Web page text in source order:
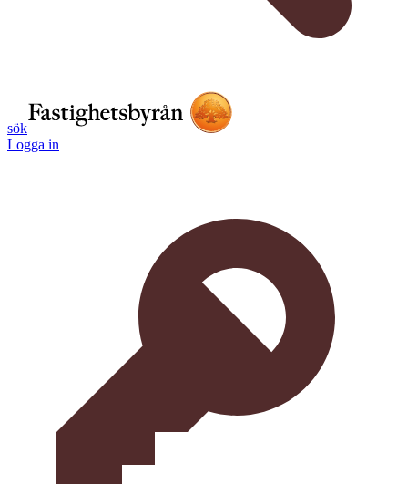
sök
Logga in